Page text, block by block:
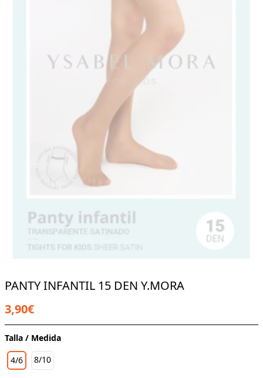
PANTY INFANTIL 15 DEN Y.MORA
3,90€
Talla / Medida
4/6
8/10